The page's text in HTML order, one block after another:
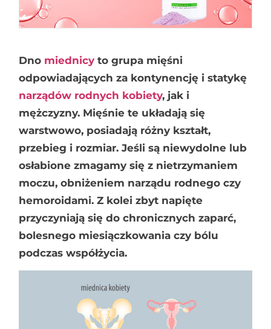
Dno miednicy to grupa mięśni
odpowiadających za kontynencję i statykę
narządów rodnych kobiety, jak i
mężczyzny. Mięśnie te układają się
warstwowo, posiadają różny kształt,
przebieg i rozmiar. Jeśli są niewydolne lub
osłabione zmagamy się z nietrzymaniem
moczu, obniżeniem narządu rodnego czy
hemoroidami. Z kolei zbyt napięte
przyczyniają się do chronicznych zaparć,
bolesnego miesiączkowania czy bólu
podczas współżycia.